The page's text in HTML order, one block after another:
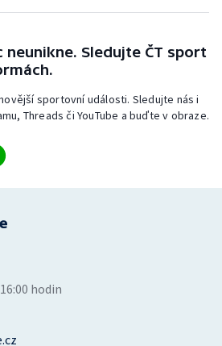
neunikne. Sledujte ČT sport
sportovní události. Sledujte nás i
Threads či YouTube a buďte v obraze.
hodin